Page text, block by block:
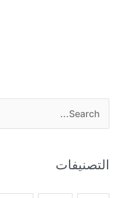
e
rالتصنيفات